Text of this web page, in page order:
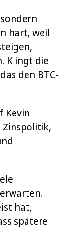
hart, weil
Klingt die
den BTC-
Kevin
Zinspolitik,
hat,
spätere